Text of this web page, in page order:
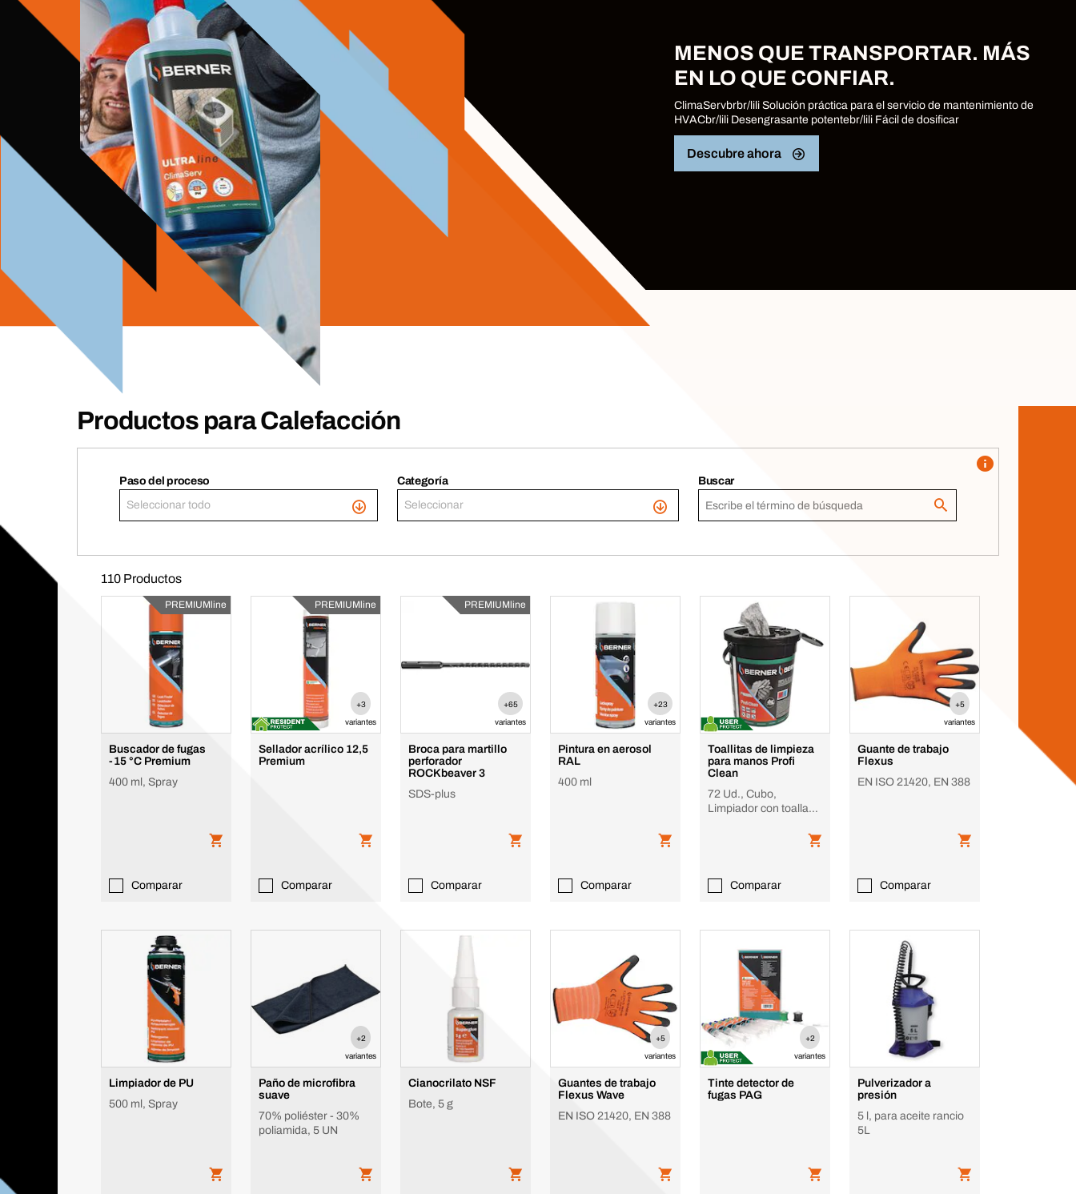
MENOS QUE TRANSPORTAR. MÁS
EN LO QUE CONFIAR.
ClimaServbrbr/lili Solución práctica para el servicio de mantenimiento de
HVACbr/lili Desengrasante potentebr/lili Fácil de dosificar
Descubre ahora
Productos para Calefacción
Paso del proceso
Seleccionar todo
Categoría
Seleccionar
Buscar
110 Productos
PREMIUMline
Buscador de fugas
-15 °C Premium
400 ml, Spray
Comparar
PREMIUMline
+3
variantes
Sellador acrílico 12,5
Premium
Comparar
PREMIUMline
+65
variantes
Broca para martillo
perforador
ROCKbeaver 3
SDS-plus
Comparar
+23
variantes
Pintura en aerosol
RAL
400 ml
Comparar
Toallitas de limpieza
para manos Profi
Clean
72 Ud., Cubo,
Limpiador con toalla
Comparar
+5
variantes
Guante de trabajo
Flexus
EN ISO 21420, EN 388
Comparar
Limpiador de PU
500 ml, Spray
+2
variantes
Paño de microfibra
suave
70% poliéster - 30%
poliamida, 5 UN
Cianocrilato NSF
Bote, 5 g
+5
variantes
Guantes de trabajo
Flexus Wave
EN ISO 21420, EN 388
+2
variantes
Tinte detector de
fugas PAG
Pulverizador a
presión
5 l, para aceite rancio
5L